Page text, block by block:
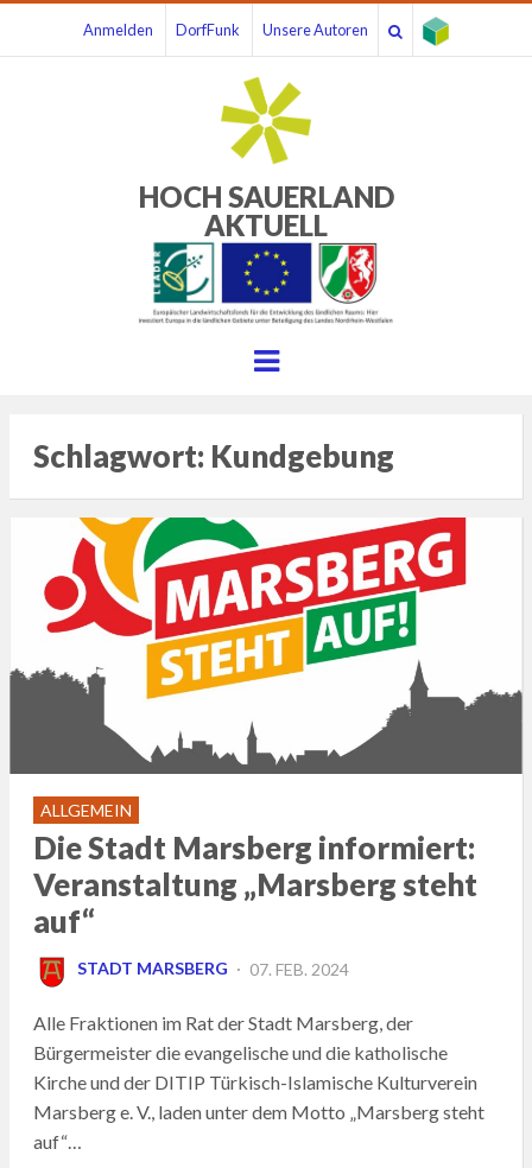
Anmelden DorfFunk Unsere Autoren
HOCH SAUERLAND
AKTUELL
Menu
Schlagwort: Kundgebung
ALLGEMEIN
Die Stadt Marsberg informiert:
Veranstaltung „Marsberg steht
auf“
STADT MARSBERG
POSTED
07. FEB. 2024
Alle Fraktionen im Rat der Stadt Marsberg, der
Bürgermeister die evangelische und die katholische
Kirche und der DITIP Türkisch-Islamische Kulturverein
Marsberg e. V., laden unter dem Motto „Marsberg steht
auf“…